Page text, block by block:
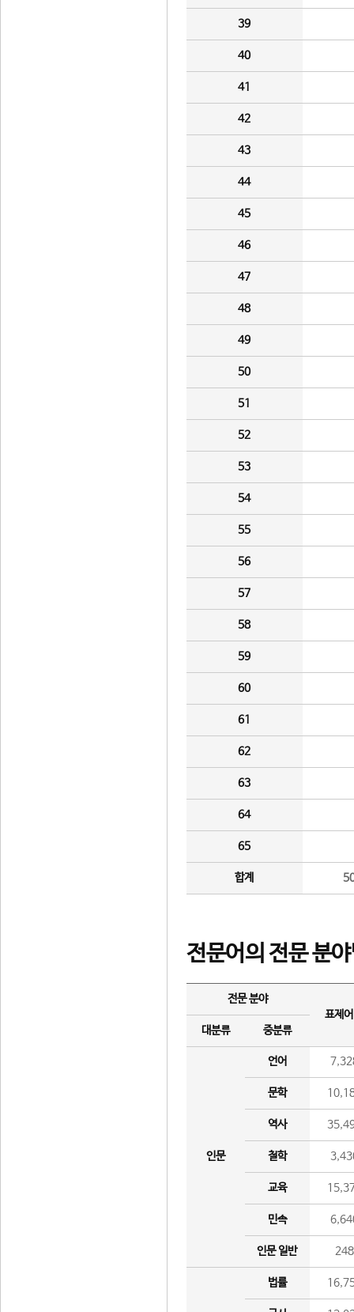
39
40
41
42
43
44
45
46
47
48
49
50
51
52
53
54
55
56
57
58
59
60
61
62
63
64
65
합계
전문어의 전문 분
전문 분야
표제
대분류
중분류
인문
언어
문학
역사
철학
교육
민속
인문 일반 248
법률